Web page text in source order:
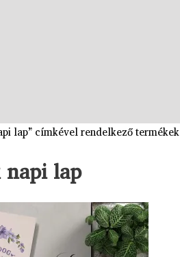
lap” címkével rendelkező termékek
napi lap